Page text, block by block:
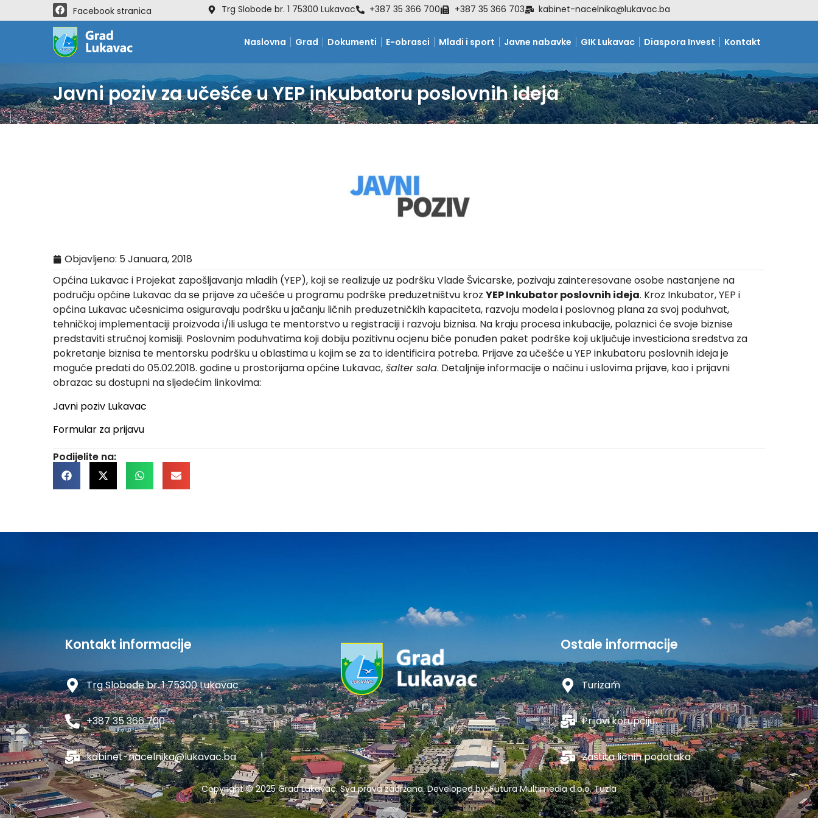
Trg Slobode br. 1 75300 Lukavac +387 35 366 700 +387 35 366 703 kabinet-nacelnika@lukavac.ba
Facebook stranica
Naslovna Grad Dokumenti E-obrasci Mladi i sport Javne nabavke GIK Lukavac Diaspora Invest Kontakt
Javni poziv za učešće u YEP inkubatoru poslovnih ideja
Objavljeno: 5 Januara, 2018
Općina Lukavac i Projekat zapošljavanja mladih (YEP), koji se realizuje uz podršku Vlade Švicarske, pozivaju zainteresovane osobe nastanjene na
području općine Lukavac da se prijave za učešće u programu podrške preduzetništvu kroz YEP Inkubator poslovnih ideja. Kroz Inkubator, YEP i
općina Lukavac učesnicima osiguravaju podršku u jačanju ličnih preduzetničkih kapaciteta, razvoju modela i poslovnog plana za svoj poduhvat,
tehničkoj implementaciji proizvoda i/ili usluga te mentorstvo u registraciji i razvoju biznisa. Na kraju procesa inkubacije, polaznici će svoje biznise
predstaviti stručnoj komisiji. Poslovnim poduhvatima koji dobiju pozitivnu ocjenu biće ponuđen paket podrške koji uključuje investiciona sredstva za
pokretanje biznisa te mentorsku podršku u oblastima u kojim se za to identificira potreba. Prijave za učešće u YEP inkubatoru poslovnih ideja je
moguće predati do 05.02.2018. godine u prostorijama općine Lukavac, šalter sala. Detaljnije informacije o načinu i uslovima prijave, kao i prijavni
obrazac su dostupni na sljedećim linkovima:
Javni poziv Lukavac
Formular za prijavu
Podijelite na:
Kontakt informacije
Trg Slobode br. 1 75300 Lukavac
+387 35 366 700
kabinet-nacelnika@lukavac.ba
Ostale informacije
Turizam
Prijavi korupciju
Zaštita ličnih podataka
Copyright © 2025 Grad Lukavac. Sva prava zadržana. Developed by:Futura Multimedia d.o.o. Tuzla